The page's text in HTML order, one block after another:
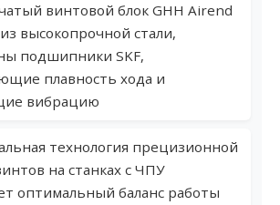
винтовой блок GHH Airend
высокопрочной стали,
подшипники SKF,
плавность хода и
вибрацию
технология прецизионной
на станках с ЧПУ
оптимальный баланс работы